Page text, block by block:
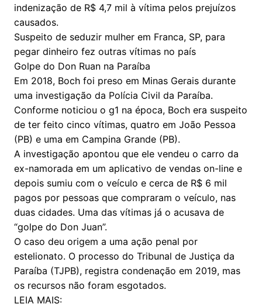
indenização de R$ 4,7 mil à vítima pelos prejuízos
causados.
Suspeito de seduzir mulher em Franca, SP, para
pegar dinheiro fez outras vítimas no país
Golpe do Don Ruan na Paraíba
Em 2018, Boch foi preso em Minas Gerais durante
uma investigação da Polícia Civil da Paraíba.
Conforme noticiou o g1 na época, Boch era suspeito
de ter feito cinco vítimas, quatro em João Pessoa
(PB) e uma em Campina Grande (PB).
A investigação apontou que ele vendeu o carro da
ex-namorada em um aplicativo de vendas on-line e
depois sumiu com o veículo e cerca de R$ 6 mil
pagos por pessoas que compraram o veículo, nas
duas cidades. Uma das vítimas já o acusava de
“golpe do Don Juan”.
O caso deu origem a uma ação penal por
estelionato. O processo do Tribunal de Justiça da
Paraíba (TJPB), registra condenação em 2019, mas
os recursos não foram esgotados.
LEIA MAIS: